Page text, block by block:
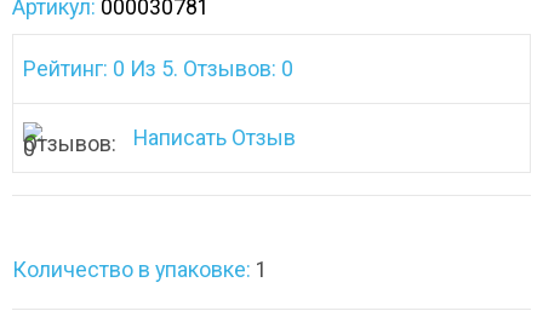
Артикул: 000030781
Рейтинг: 0 Из 5. Отзывов: 0
Написать Отзыв
Количество в упаковке: 1